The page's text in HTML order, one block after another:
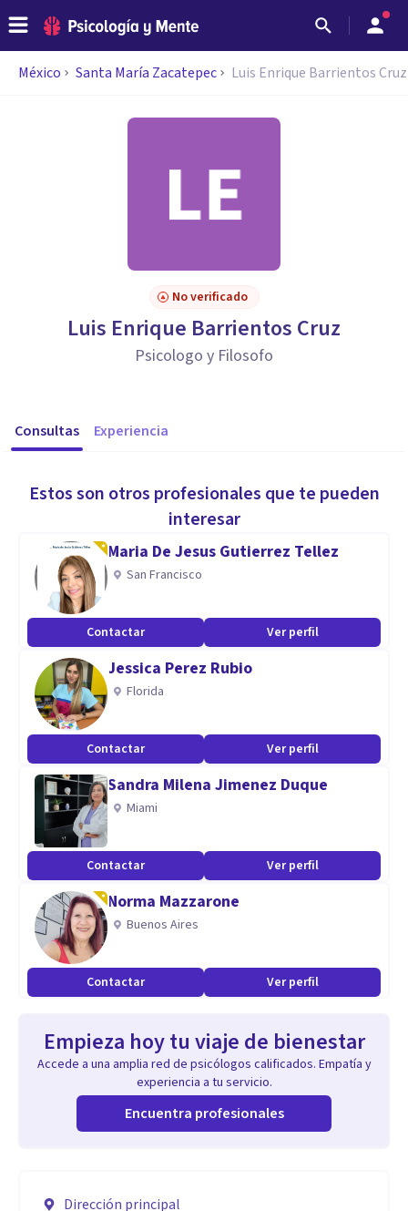
México Santa María Zacatepec Luis Enrique Barrientos Cruz
No verificado
Luis Enrique Barrientos Cruz
Psicologo y Filosofo
Consultas Experiencia
Estos son otros profesionales que te pueden
interesar
Maria De Jesus Gutierrez Tellez
San Francisco
Contactar Ver perfil
Jessica Perez Rubio
Florida
Contactar Ver perfil
Sandra Milena Jimenez Duque
Miami
Contactar Ver perfil
Norma Mazzarone
Buenos Aires
Contactar Ver perfil
Empieza hoy tu viaje de bienestar
Accede a una amplia red de psicólogos calificados. Empatía y
experiencia a tu servicio.
Encuentra profesionales
Dirección principal